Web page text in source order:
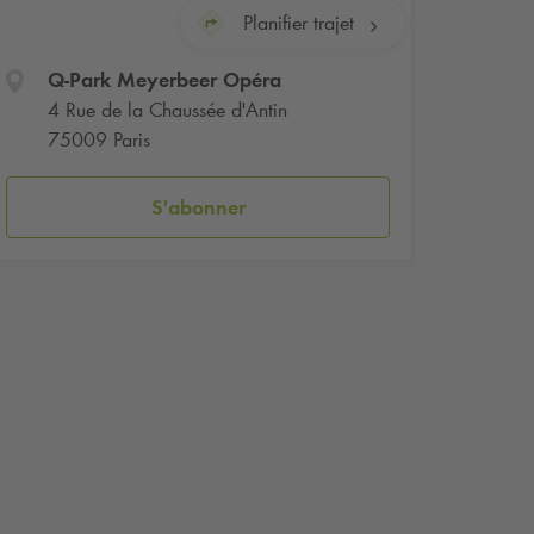
Planifier trajet
Q-ParkMeyerbeer Opéra
4 Rue de la Chaussée d'Antin
75009 Paris
S'abonner